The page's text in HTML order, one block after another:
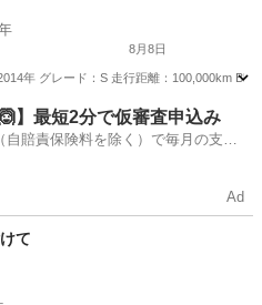
8月8日
年 グレード：S 走行距離：100,000km
走行距離
】最短2分で仮審査申込み
自賠責保険料を除く）で毎月の支払
Ad
て